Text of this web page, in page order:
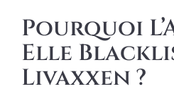
Pourquoi
Elle
Livaxxen ?